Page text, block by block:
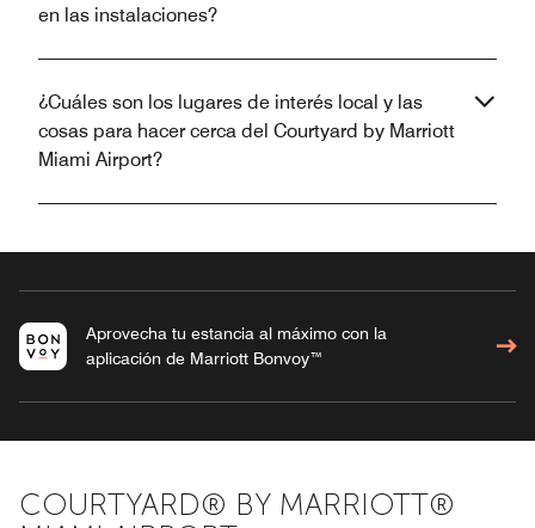
en las instalaciones?
¿Cuáles son los lugares de interés local y las
cosas para hacer cerca del Courtyard by Marriott
Miami Airport?
Aprovecha tu estancia al máximo con la
aplicación de Marriott Bonvoy™
COURTYARD® BY MARRIOTT®